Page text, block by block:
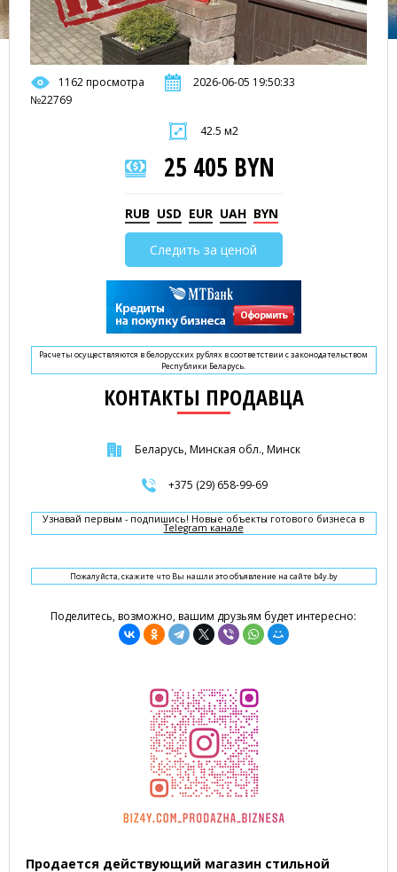
1162 просмотра
2026-06-05 19:50:33
№22769
42.5 м2
25 405 BYN
RUB USD EUR UAH BYN
Следить за ценой
Расчеты осуществляются в белорусских рублях в соответствии с законодательством
Республики Беларусь.
КОНТАКТЫ ПРОДАВЦА
Беларусь, Минская обл., Минск
+375 (29) 658-99-69
Узнавай первым - подпишись! Новые объекты готового бизнеса в
Telegram канале
Пожалуйста, скажите что Вы нашли это объявление на сайте b4y.by
Поделитесь, возможно, вашим друзьям будет интересно:
Продается действующий магазин стильной